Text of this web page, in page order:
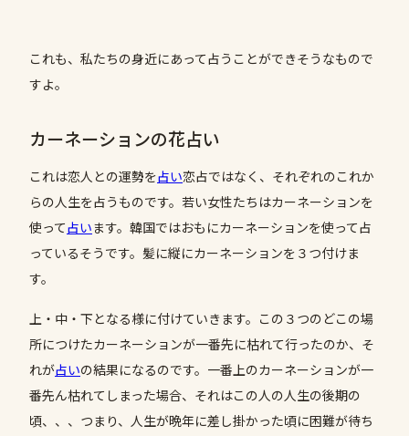
これも、私たちの身近にあって占うことができそうなもので
すよ。
カーネーションの花占い
これは恋人との運勢を占い恋占ではなく、それぞれのこれか
らの人生を占うものです。若い女性たちはカーネーションを
使って占います。韓国ではおもにカーネーションを使って占
っているそうです。髪に縦にカーネーションを３つ付けま
す。
上・中・下となる様に付けていきます。この３つのどこの場
所につけたカーネーションが一番先に枯れて行ったのか、そ
れが占いの結果になるのです。一番上のカーネーションが一
番先ん枯れてしまった場合、それはこの人の人生の後期の
頃、、、つまり、人生が晩年に差し掛かった頃に困難が待ち